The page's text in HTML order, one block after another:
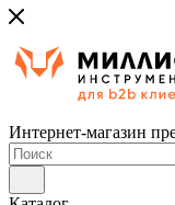
Интернет-магазин